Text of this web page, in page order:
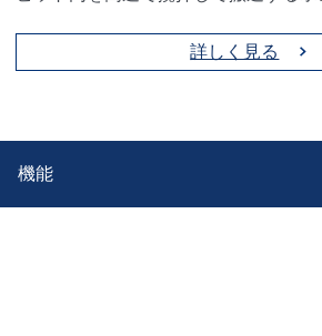
詳しく見る
機能